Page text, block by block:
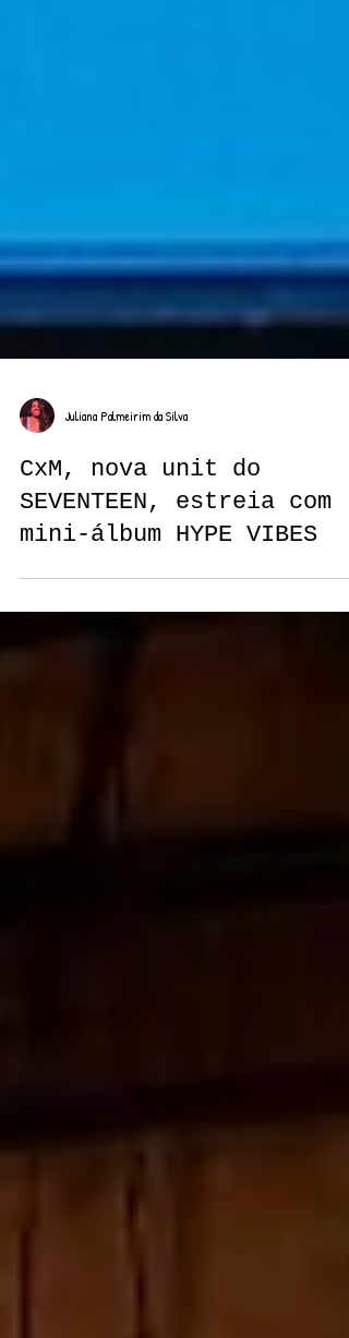
Juliana Palmeirim da Silva
CxM, nova unit do
mini-álbum HYPE VIBES